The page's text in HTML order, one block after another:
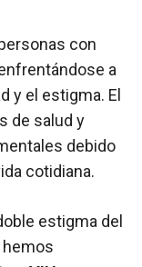
con
a
y el estigma. El
de salud y
debido
cotidiana.
estigma del